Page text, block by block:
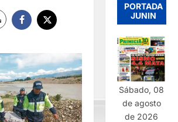
PORTADA
JUNIN
Sábado, 08
de agosto
de 2026